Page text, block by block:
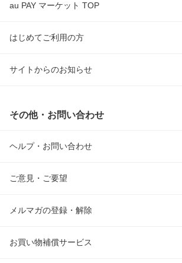
au PAY マーケット TOP
はじめてご利用の方
サイトからのお知らせ
その他・お問い合わせ
ヘルプ・お問い合わせ
ご意見・ご要望
メルマガの登録・解除
お買い物補償サービス